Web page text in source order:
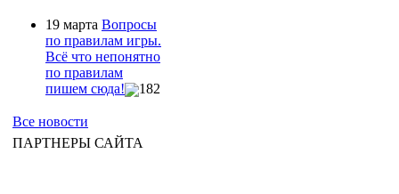
19 марта Вопросы
по правилам игры.
Всё что непонятно
по правилам
пишем сюда!
182
Все новости
ПАРТНЕРЫ САЙТА